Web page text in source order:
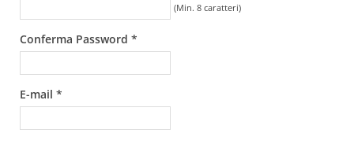
(Min. 8 caratteri)
Conferma Password *
E-mail *